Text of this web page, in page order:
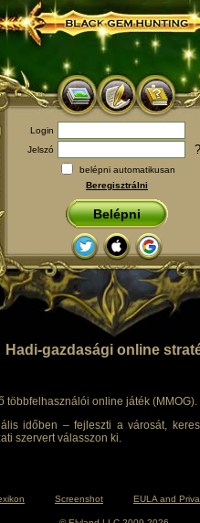
Login
Jelszó
?
belépni automatikusan
Beregisztrálni
Belépni
Hadi-gazdasági online
többfelhasználói online játék
időben – fejleszti a városát,
szervert válasszon ki.
Screenshot EULA and